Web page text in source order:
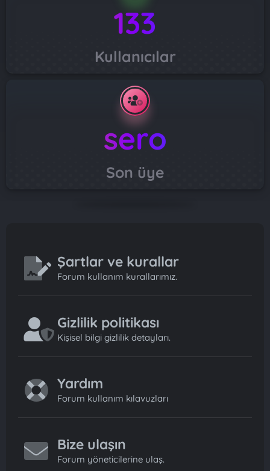
133
Kullanıcılar
sero
Son üye
Şartlar ve kurallar
Forum kullanım kurallarımız.
Gizlilik politikası
Kişisel bilgi gizlilik detayları.
Yardım
Forum kullanım kılavuzları
Bize ulaşın
Forum yöneticilerine ulaş.